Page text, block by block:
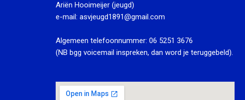
Ariën Hooimeijer (jeugd)
e-mail: asvjeugd1891@gmail.com
Algemeen telefoonnummer: 06 5251 3676
(NB bgg voicemail inspreken, dan word je teruggebeld).